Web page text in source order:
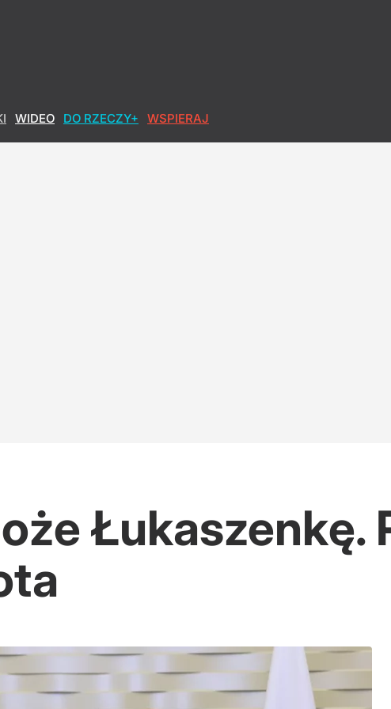
WIDEO DO RZECZY+ WSPIERAJ
Łukaszenkę.